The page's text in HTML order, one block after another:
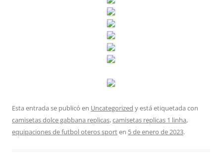
Esta entrada se publicó en Uncategorized y está etiquetada con
camisetas dolce gabbana replicas,camisetas replicas 1 linha,
equipaciones de futbol oteros sporten 5 de enero de 2023.